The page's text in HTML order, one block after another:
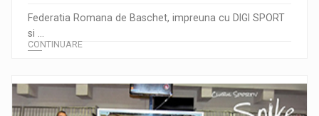
Federatia Romana de Baschet, impreuna cu DIGI SPORT
si ...
CONTINUARE